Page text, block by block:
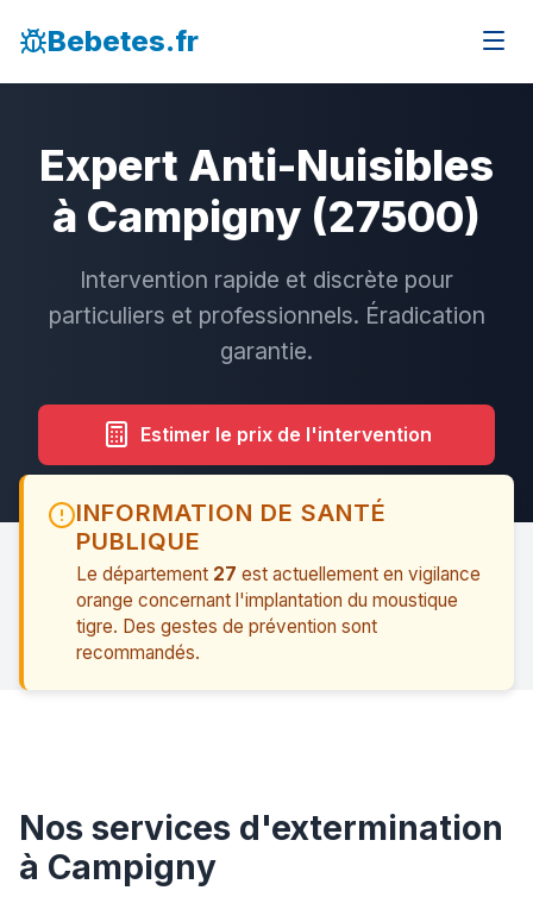
Bebetes.fr
Expert Anti-Nuisibles
à Campigny (27500)
Intervention rapide et discrète pour
particuliers et professionnels. Éradication
garantie.
Estimer le prix de l'intervention
INFORMATION DE SANTÉ
PUBLIQUE
Le département 27 est actuellement en vigilance
orange concernant l'implantation du moustique
tigre. Des gestes de prévention sont
recommandés.
Nos services d'extermination
à Campigny